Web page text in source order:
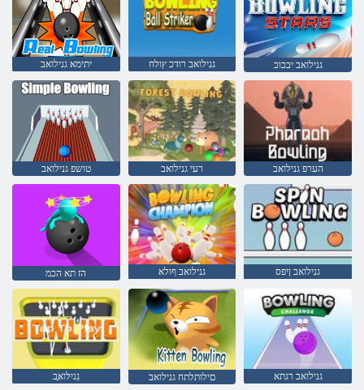
יתימא גנילואב גנילואב רודכ ץולח גנילואב יבכוכ
טושפ גנילואב רעי גנילואב הערפ גנילואב
הז תא הכמ גנילואב ףולא גנילואב ןיפס
גְניִלּואָּב םילותלתח גנילואב גנילואב רגתא